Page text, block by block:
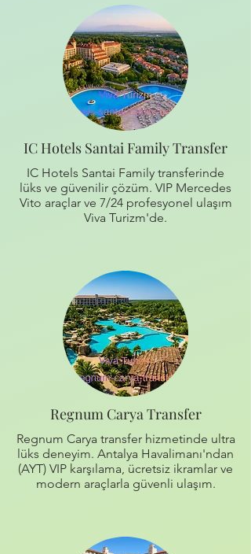
IC Hotels Santai Family Transfer
IC Hotels Santai Family transferinde
lüks ve güvenilir çözüm. VIP Mercedes
Vito araçlar ve 7/24 profesyonel ulaşım
Viva Turizm'de.
Regnum Carya Transfer
Regnum Carya transfer hizmetinde ultra
lüks deneyim. Antalya Havalimanı'ndan
(AYT) VIP karşılama, ücretsiz ikramlar ve
modern araçlarla güvenli ulaşım.